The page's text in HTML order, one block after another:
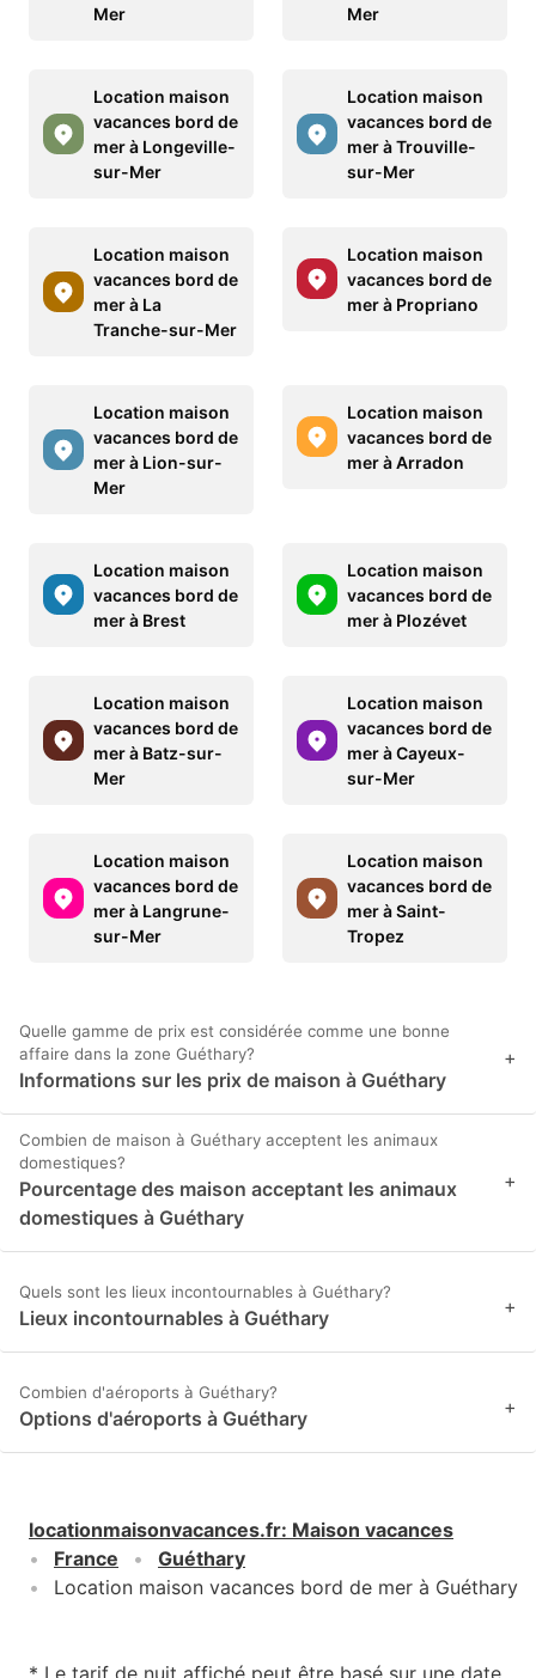
Mer
Mer
Location maison
vacances bord de
mer à Longeville-
sur-Mer
Location maison
vacances bord de
mer à Trouville-
sur-Mer
Location maison
vacances bord de
mer à La
Tranche-sur-Mer
Location maison
vacances bord de
mer à Propriano
Location maison
vacances bord de
mer à Lion-sur-
Mer
Location maison
vacances bord de
mer à Arradon
Location maison
vacances bord de
mer à Brest
Location maison
vacances bord de
mer à Plozévet
Location maison
vacances bord de
mer à Batz-sur-
Mer
Location maison
vacances bord de
mer à Cayeux-
sur-Mer
Location maison
vacances bord de
mer à Langrune-
sur-Mer
Location maison
vacances bord de
mer à Saint-
Tropez
Quelle gamme de prix est considérée comme une bonne
affaire dans la zone Guéthary?
Informations sur les prix de maison à Guéthary
+
Combien de maison à Guéthary acceptent les animaux
domestiques?
Pourcentage des maison acceptant les animaux
domestiques à Guéthary
+
Quels sont les lieux incontournables à Guéthary?
Lieux incontournables à Guéthary +
Combien d'aéroports à Guéthary?
Options d'aéroports à Guéthary +
locationmaisonvacances.fr: Maison vacances
France
Guéthary
Location maison vacances bord de mer à Guéthary
* Le tarif de nuit affiché peut être basé sur une date